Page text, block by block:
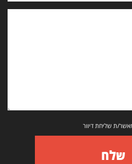
ת שליחת דיוור
שלח